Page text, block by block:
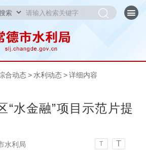
合动态 > 水利动态 > 详细内容
“水金融”项目示范片提
水利局 T T